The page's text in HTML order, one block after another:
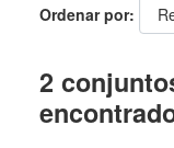
Ordenar por
2